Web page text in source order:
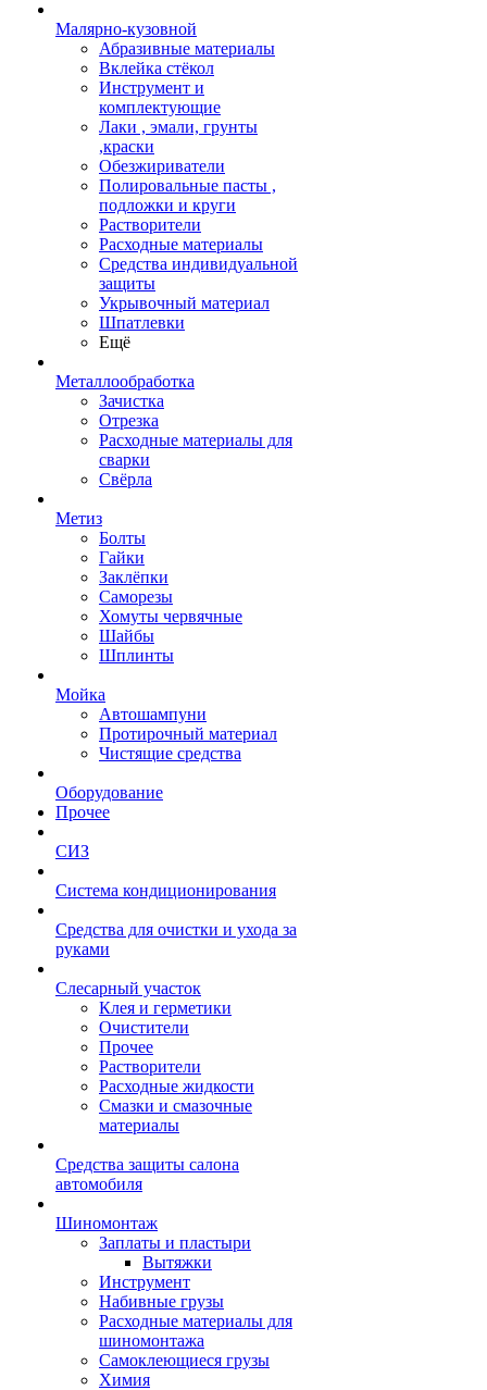
Малярно-кузовной
Абразивные материалы
Вклейка стёкол
Инструмент и
комплектующие
Лаки , эмали, грунты
,краски
Обезжириватели
Полировальные пасты ,
подложки и круги
Растворители
Расходные материалы
Средства индивидуальной
защиты
Укрывочный материал
Шпатлевки
Ещё
Металлообработка
Зачистка
Отрезка
Расходные материалы для
сварки
Свёрла
Метиз
Болты
Гайки
Заклёпки
Саморезы
Хомуты червячные
Шайбы
Шплинты
Мойка
Автошампуни
Протирочный материал
Чистящие средства
Оборудование
Прочее
СИЗ
Система кондиционирования
Средства для очистки и ухода за
руками
Слесарный участок
Клея и герметики
Очистители
Прочее
Растворители
Расходные жидкости
Смазки и смазочные
материалы
Средства защиты салона
автомобиля
Шиномонтаж
Заплаты и пластыри
Вытяжки
Инструмент
Набивные грузы
Расходные материалы для
шиномонтажа
Самоклеющиеся грузы
Химия